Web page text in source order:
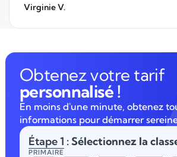
Virginie V.
Obtenez votre tarif
personnalisé !
En moins d'une minute, obtenez
informations pour démarrer
Étape 1 : Sélectionnez la
PRIMAIRE